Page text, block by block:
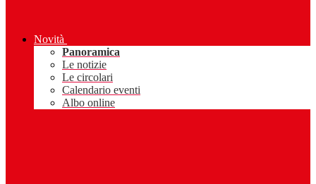
Novità
Panoramica
Le notizie
Le circolari
Calendario eventi
Albo online